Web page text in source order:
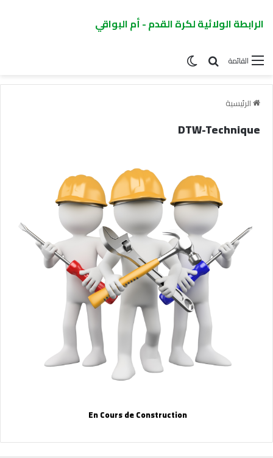
الرابطة الولائية لكرة القدم - أم البواقي
القائمة
الرئيسية
DTW-Technique
En Cours de Construction